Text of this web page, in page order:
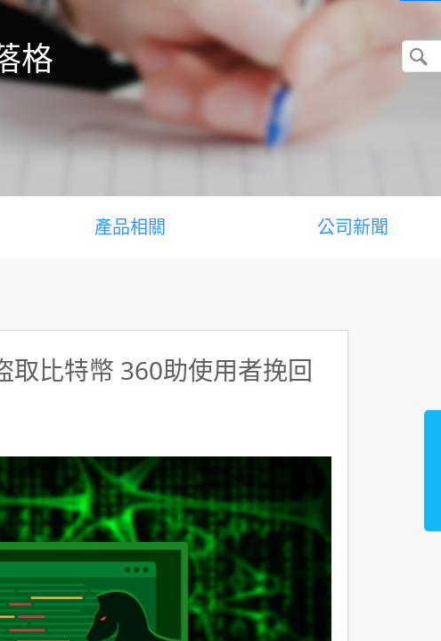
格
產品相關 公司新聞
取比特幣 360助使用者挽回